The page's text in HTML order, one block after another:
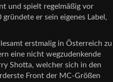
und spielt regelmäßig vor
er sein eigenes Label,
erstmalig in Österreich zu
eine nicht wegzudenkende
Shotta, welcher sich in den
Front der MC-Größen